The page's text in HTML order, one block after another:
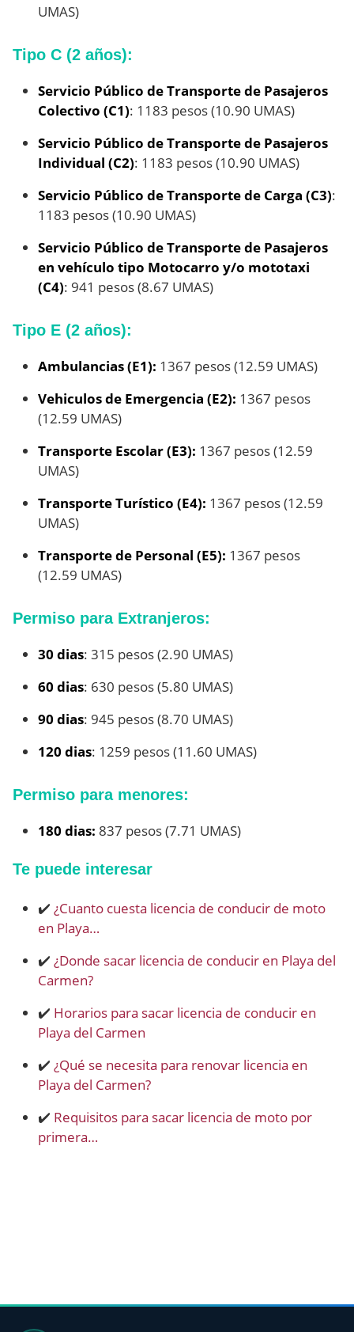
UMAS)
Tipo C (2 años):
Servicio Público de Transporte de Pasajeros
Colectivo (C1): 1183 pesos (10.90 UMAS)
Servicio Público de Transporte de Pasajeros
Individual (C2): 1183 pesos (10.90 UMAS)
Servicio Público de Transporte de Carga (C3):
1183 pesos (10.90 UMAS)
Servicio Público de Transporte de Pasajeros
en vehículo tipo Motocarro y/o mototaxi
(C4): 941 pesos (8.67 UMAS)
Tipo E (2 años):
Ambulancias (E1): 1367 pesos (12.59 UMAS)
Vehiculos de Emergencia (E2): 1367 pesos
(12.59 UMAS)
Transporte Escolar (E3): 1367 pesos (12.59
UMAS)
Transporte Turístico (E4): 1367 pesos (12.59
UMAS)
Transporte de Personal (E5): 1367 pesos
(12.59 UMAS)
Permiso para Extranjeros:
30 dias: 315 pesos (2.90 UMAS)
60 dias: 630 pesos (5.80 UMAS)
90 dias: 945 pesos (8.70 UMAS)
120 dias: 1259 pesos (11.60 UMAS)
Permiso para menores:
180 dias: 837 pesos (7.71 UMAS)
Te puede interesar
✔️ ¿Cuanto cuesta licencia de conducir de moto
en Playa…
✔️ ¿Donde sacar licencia de conducir en Playa del
Carmen?
✔️ Horarios para sacar licencia de conducir en
Playa del Carmen
✔️ ¿Qué se necesita para renovar licencia en
Playa del Carmen?
✔️ Requisitos para sacar licencia de moto por
primera…